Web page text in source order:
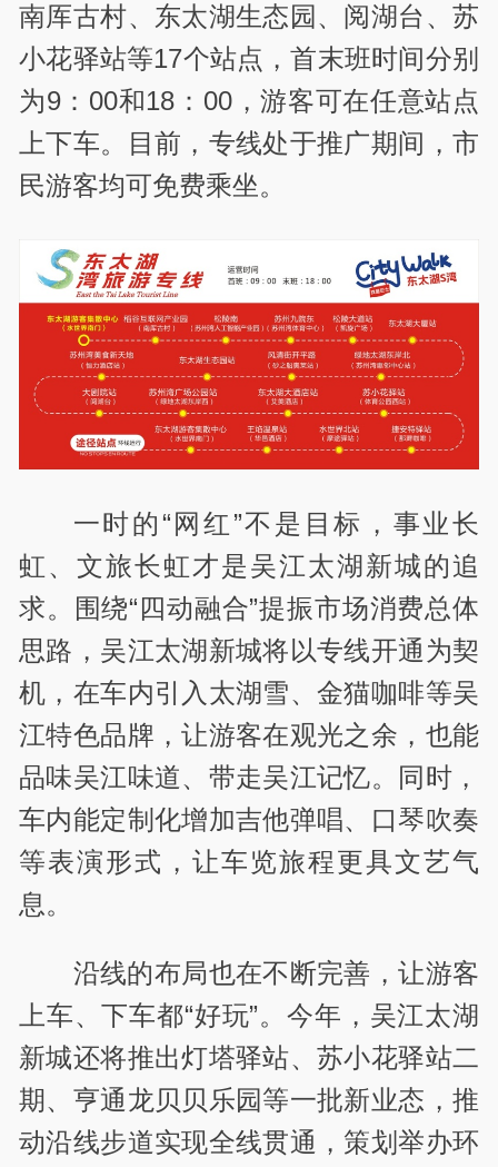
南厍古村、东太湖生态园、阅湖台、苏
小花驿站等17个站点，首末班时间分别
为9：00和18：00，游客可在任意站点
上下车。目前，专线处于推广期间，市
民游客均可免费乘坐。
一时的“网红”不是目标，事业长
虹、文旅长虹才是吴江太湖新城的追
求。围绕“四动融合”提振市场消费总体
思路，吴江太湖新城将以专线开通为契
机，在车内引入太湖雪、金猫咖啡等吴
江特色品牌，让游客在观光之余，也能
品味吴江味道、带走吴江记忆。同时，
车内能定制化增加吉他弹唱、口琴吹奏
等表演形式，让车览旅程更具文艺气
息。
沿线的布局也在不断完善，让游客
上车、下车都“好玩”。今年，吴江太湖
新城还将推出灯塔驿站、苏小花驿站二
期、亨通龙贝贝乐园等一批新业态，推
动沿线步道实现全线贯通，策划举办环